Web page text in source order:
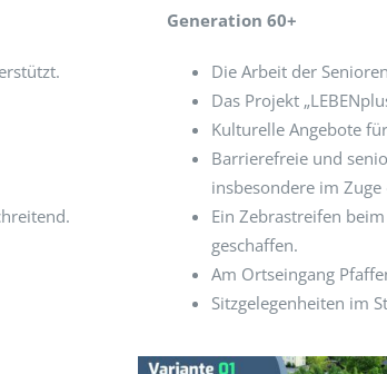
Generation 60+
Die Arbeit der
Das Projekt
Kulturelle Angebote
Barrierefreie und
insbesondere im
Ein Zebrastreifen
geschaffen.
Am Ortseingang
Sitzgelegenheiten im